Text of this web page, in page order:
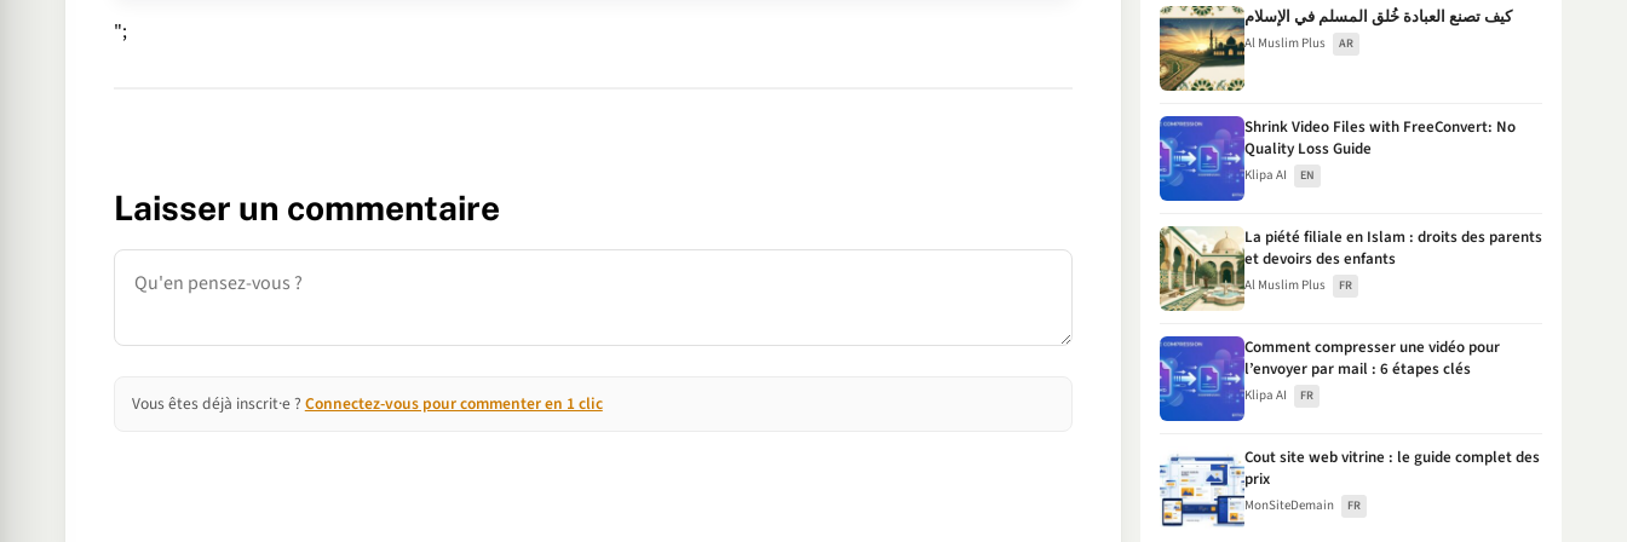
";
Laisser un commentaire
Commentaire
Vous êtes déjà inscrit·e ? Connectez-vous pour commenter en 1 clic
كيف تصنع العبادة خُلق المسلم في الإسلام
Al Muslim Plus AR
Shrink Video Files with FreeConvert: No
Quality Loss Guide
Klipa AI EN
La piété filiale en Islam : droits des parents
et devoirs des enfants
Al Muslim Plus FR
Comment compresser une vidéo pour
l’envoyer par mail : 6 étapes clés
Klipa AI FR
Cout site web vitrine : le guide complet des
prix
MonSiteDemain FR